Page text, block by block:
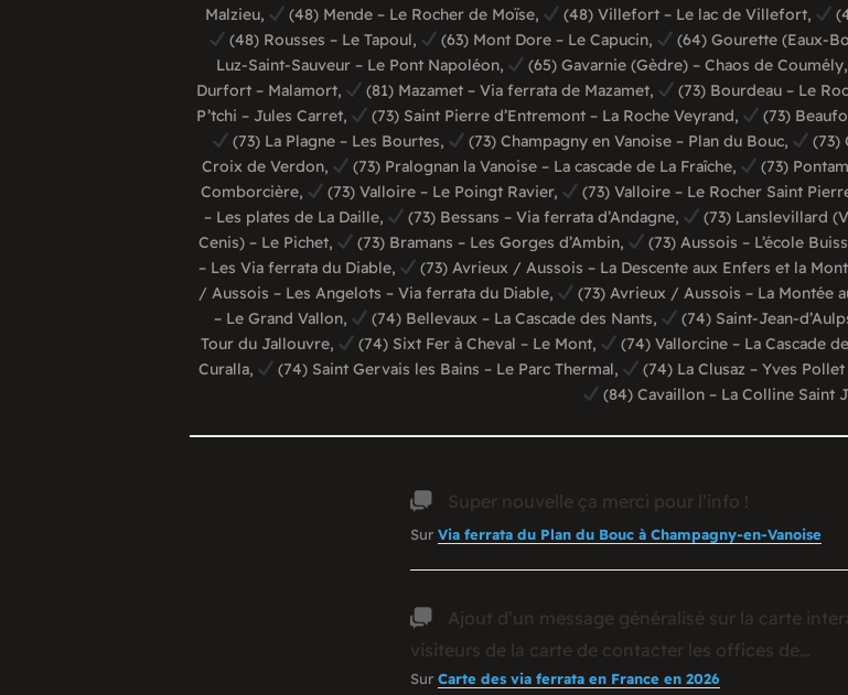
Malzieu,
(48) Mende – Le Rocher de Moïse, (48) Villefort – Le lac de Villefort,
(48) Rousses – Le Tapoul,
(63) Mont Dore – Le Capucin, (64) Gourette (Eaux-
Luz-Saint-Sauveur – Le Pont Napoléon,
(65) Gavarnie (Gèdre) – Chaos de Coumély,
Durfort – Malamort,
(81) Mazamet – Via ferrata de Mazamet, (73) Bourdeau – Le
P’tchi – Jules Carret,
(73) Saint Pierre d’Entremont – La Roche Veyrand, (73)
(73) La Plagne – Les Bourtes,
(73) Champagny en Vanoise – Plan du Bouc, (73)
Croix de Verdon,
(73) Pralognan la Vanoise – La cascade de La Fraîche, (73)
Comborcière,
(73) Valloire – Le Poingt Ravier, (73) Valloire – Le Rocher Saint
– Les plates de La Daille,
(73) Bessans – Via ferrata d’Andagne, (73) Lanslevillard
Cenis) – Le Pichet,
(73) Bramans – Les Gorges d’Ambin, (73) Aussois – L’école
– Les Via ferrata du Diable,
(73) Avrieux / Aussois – La Descente aux Enfers et la
/ Aussois – Les Angelots – Via ferrata du Diable,
(73) Avrieux / Aussois – La Montée
– Le Grand Vallon,
(74) Bellevaux – La Cascade des Nants, (74) Saint-Jean-
Tour du Jallouvre,
(74) Sixt Fer à Cheval – Le Mont, (74) Vallorcine – La Cascade
Curalla,
(74) Saint Gervais les Bains – Le Parc Thermal, (74) La Clusaz – Yves
(84) Cavaillon – La Colline Saint
Super nouvelle ça merci pour l’info !
Sur Via ferrata du Plan du Bouc à Champagny-en-Vanoise
Ajout d’un message généralisé sur la carte
visiteurs de la carte de contacter les offices de…
Sur Carte des via ferrata en France en 2026